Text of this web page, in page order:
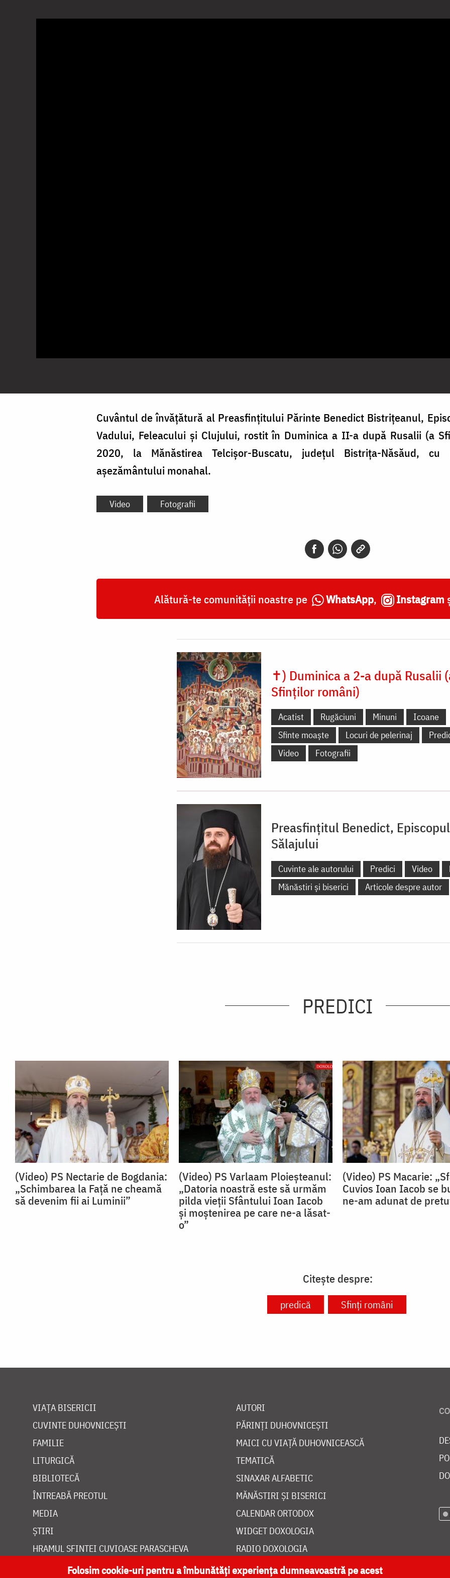
Cuvântul de învățătură al Preasfințitului Părinte Benedict Bistrițeanul,
Vadului, Feleacului și Clujului, rostit în Duminica a II-a după Rusalii (a
2020, la Mănăstirea Telcișor-Buscatu, județul Bistrița-Năsăud,
așezământului monahal.
Video Fotografii
Alătură-te comunității noastre pe WhatsApp, Instagram
✝) Duminica a 2-a după Rusalii
Sfinților români)
Acatist Rugăciuni Minuni
Icoane
Sfinte moaște
Locuri de pelerinaj
Video
Fotografii
Preasfințitul Benedict, Episcopul
Sălajului
Cuvinte ale autorului Predici Video
Mănăstiri și biserici
Articole despre autor
PREDICI
(Video) PS Nectarie de Bogdania:
„Schimbarea la Față ne cheamă
să devenim fii ai Luminii”
(Video) PS Varlaam Ploieșteanul:
„Datoria noastră este să urmăm
pilda vieții Sfântului Ioan Iacob
și moștenirea pe care ne-a lăsat-
o”
(Video) PS Macarie:
Cuvios Ioan Iacob se
ne-am adunat de
Citește despre:
predică Sfinți români
VIAȚA BISERICII
CUVINTE DUHOVNICEȘTI
FAMILIE
LITURGICĂ
BIBLIOTECĂ
ÎNTREABĂ PREOTUL
MEDIA
ȘTIRI
HRAMUL SFINTEI CUVIOASE PARASCHEVA
AUTORI
PĂRINȚI DUHOVNICEȘTI
MAICI CU VIAȚĂ DUHOVNICEASCĂ
TEMATICĂ
SINAXAR ALFABETIC
MĂNĂSTIRI ȘI BISERICI
CALENDAR ORTODOX
WIDGET DOXOLOGIA
RADIO DOXOLOGIA
Folosim cookie-uri pentru a îmbunătăți experiența dumneavoastră pe acest